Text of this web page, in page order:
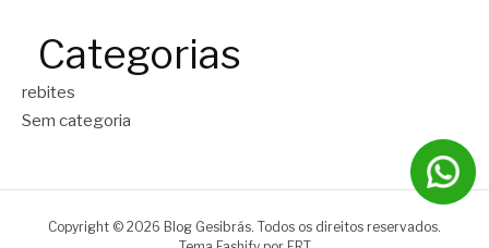
Categorias
rebites
Sem categoria
Copyright © 2026 Blog Gesibrás. Todos os direitos reservados.